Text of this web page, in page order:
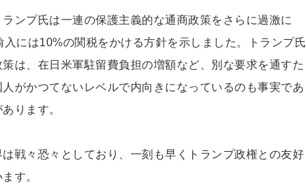
ンプ氏は一連の保護主義的な通商政策をさらに過激に
には10%の関税をかける方針を示しました。トランプ氏
は、在日米軍駐留費負担の増額など、別な要求を通すた
がかつてないレベルで内向きになっているのも事実であ
ります。
戦々恐々としており、一刻も早くトランプ政権との友好
す。